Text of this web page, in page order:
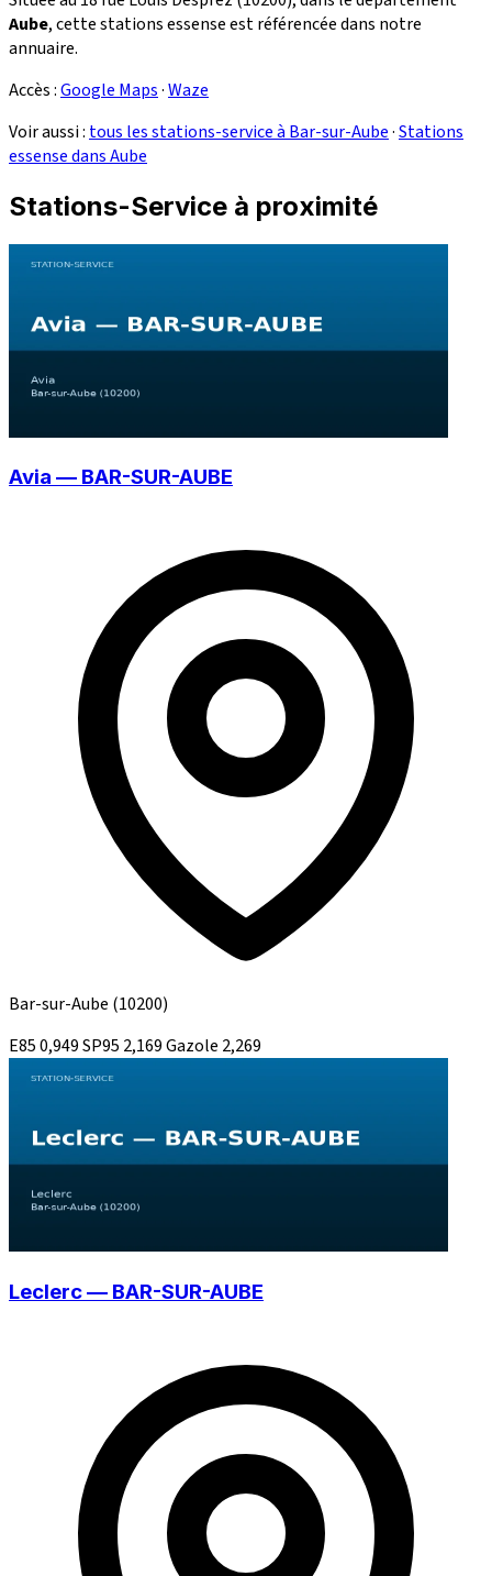
Aube, cette stations essense est référencée dans notre
annuaire.
Accès :Google Maps·Waze
Voir aussi : tous les stations-service à Bar-sur-Aube·Stations
essense dans Aube
Stations-Service à proximité
Avia — BAR-SUR-AUBE
Bar-sur-Aube (10200)
E850,949SP95 2,169Gazole 2,269
Leclerc — BAR-SUR-AUBE